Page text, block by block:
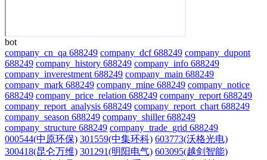
bot
company_cn_qa 688249 company_dcf 688249 company_dupont
688249 company_history 688249 company_info 688249
company_inverestment 688249 company_main 688249
company_mark 688249 company_mine 688249 company_notice
688249 company_price_relation 688249 company_report 688249
company_report_analysis 688249 company_report_chart 688249
company_season 688249 company_shiller 688249
company_structure 688249 company_trade_grid 688249
000544(中原环保) 301559(中集环科) 603773(沃格光电)
300418(昆仑万维) 301291(明阳电气) 603095(越剑智能)